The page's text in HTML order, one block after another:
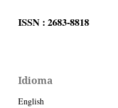
ISSN : 2683-8818
Idioma
English